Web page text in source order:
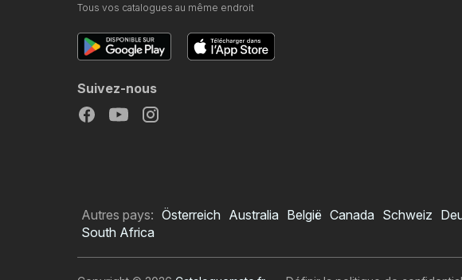
Tous vos catalogues au même endroit
Suivez-nous
Autres pays: Österreich Australia België Canada Schweiz
South Africa